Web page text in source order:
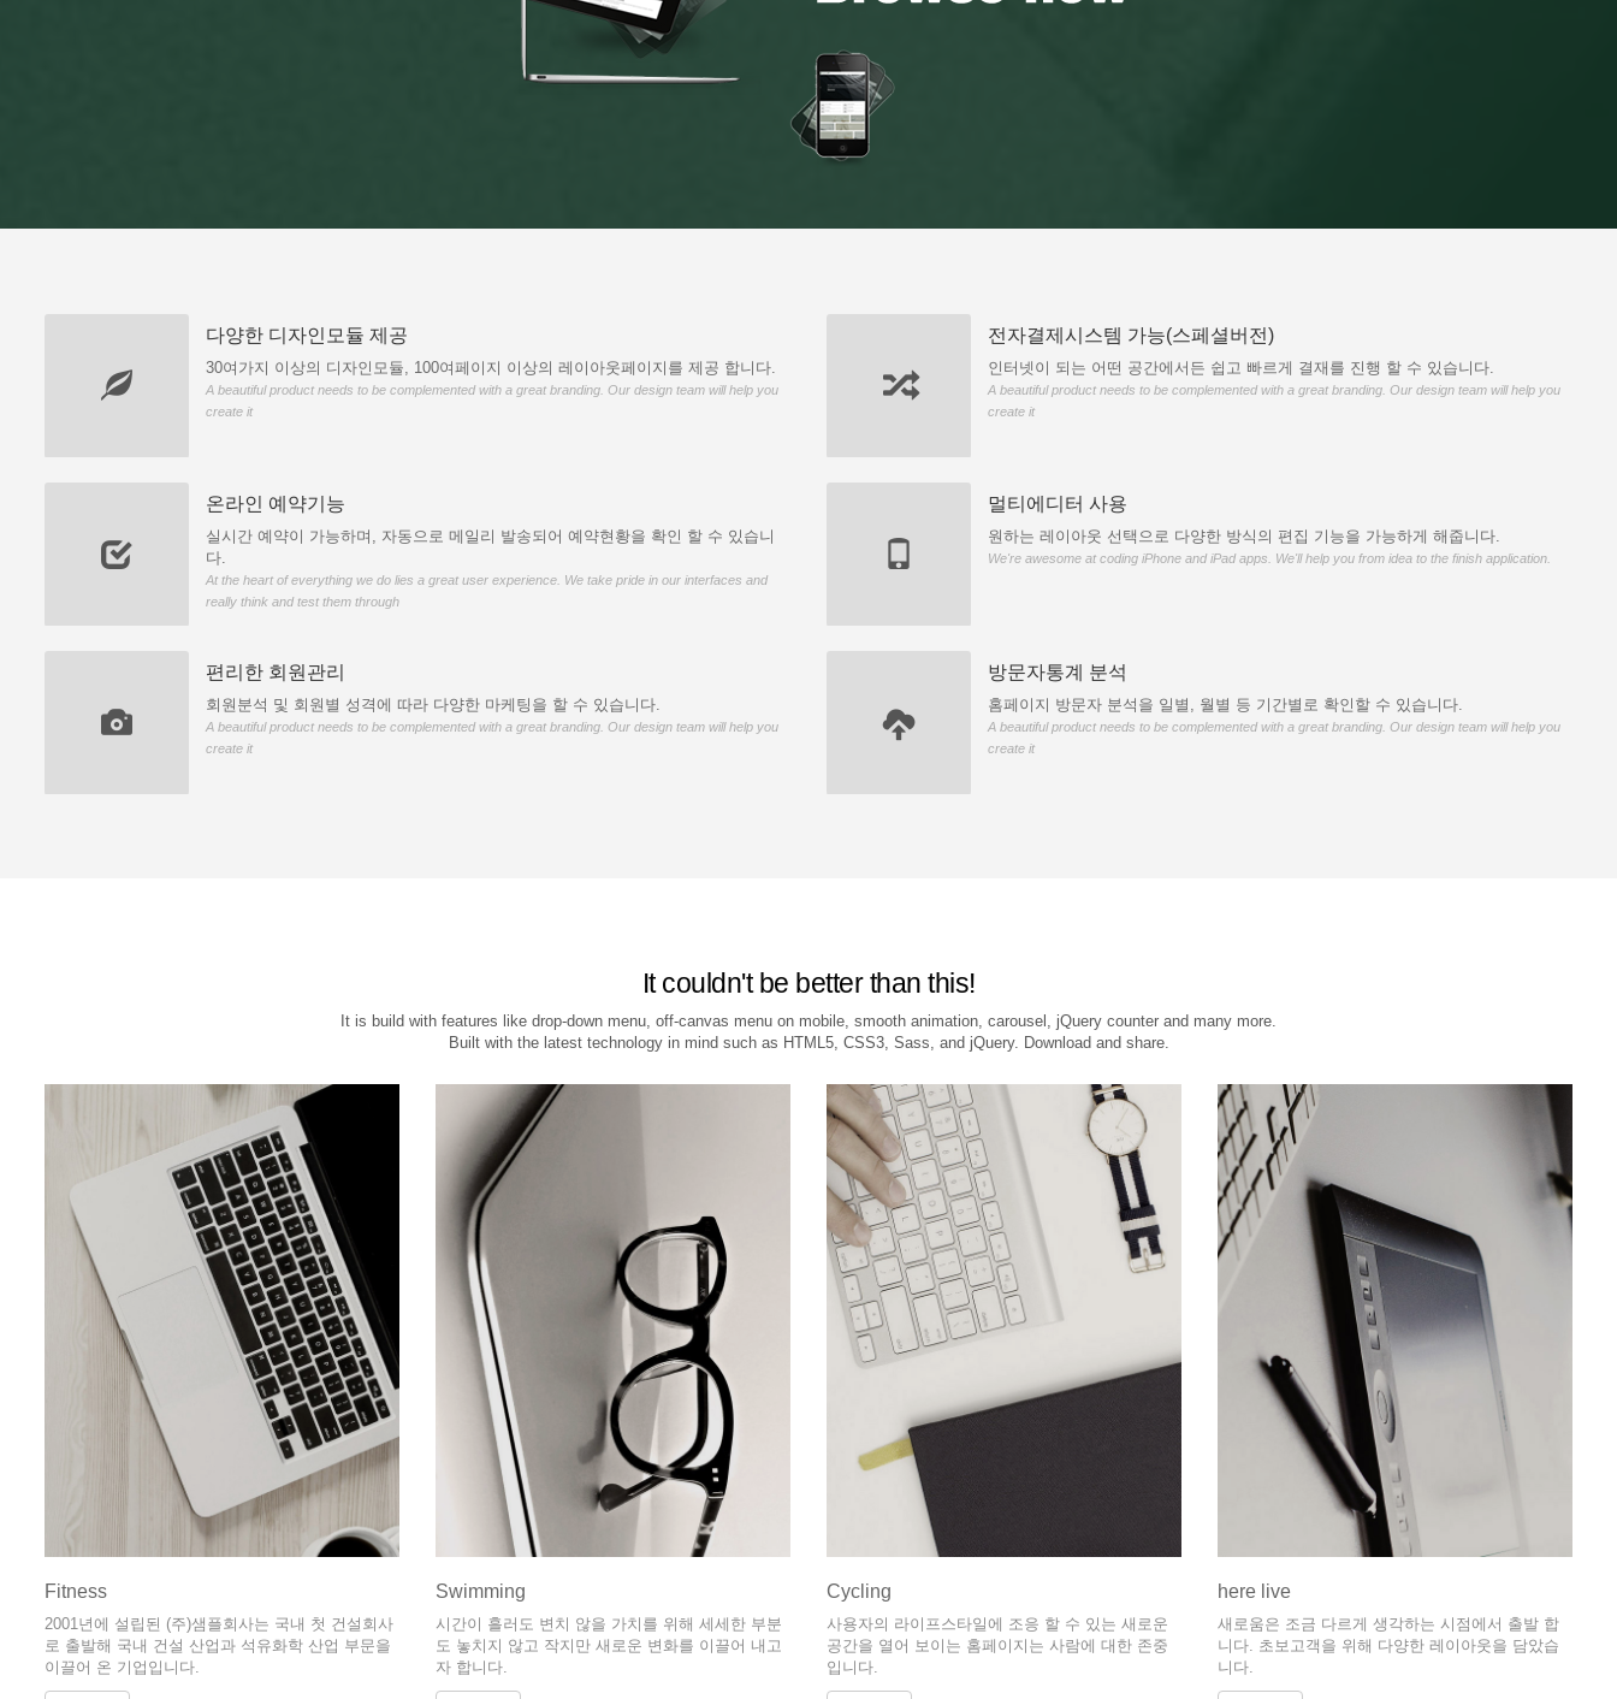
다양한 디자인모듈 제공
30여가지 이상의 디자인모듈, 100여페이지 이상의 레이아웃페이지를 제공 합니다.
A beautiful product needs to be complemented with a great branding. Our design team will help you
create it
온라인 예약기능
실시간 예약이 가능하며, 자동으로 메일리 발송되어 예약현황을 확인 할 수 있습니
다.
At the heart of everything we do lies a great user experience. We take pride in our interfaces and
really think and test them through
편리한 회원관리
회원분석 및 회원별 성격에 따라 다양한 마케팅을 할 수 있습니다.
A beautiful product needs to be complemented with a great branding. Our design team will help you
create it
전자결제시스템 가능(스페셜버전)
인터넷이 되는 어떤 공간에서든 쉽고 빠르게 결재를 진행 할 수 있습니다.
A beautiful product needs to be complemented with a great branding. Our design team will help you
create it
멀티에디터 사용
원하는 레이아웃 선택으로 다양한 방식의 편집 기능을 가능하게 해줍니다.
We're awesome at coding iPhone and iPad apps. We'll help you from idea to the finish application.
방문자통계 분석
홈페이지 방문자 분석을 일별, 월별 등 기간별로 확인할 수 있습니다.
A beautiful product needs to be complemented with a great branding. Our design team will help you
create it
It couldn't be better than this!
It is build with features like drop-down menu, off-canvas menu on mobile, smooth animation, carousel, jQuery counter and many more.
Built with the latest technology in mind such as HTML5, CSS3, Sass, and jQuery. Download and share.
Fitness
2001년에 설립된 (주)샘플회사는 국내 첫 건설회사
로 출발해 국내 건설 산업과 석유화학 산업 부문을
이끌어 온 기업입니다.
Swimming
시간이 흘러도 변치 않을 가치를 위해 세세한 부분
도 놓치지 않고 작지만 새로운 변화를 이끌어 내고
자 합니다.
Cycling
사용자의 라이프스타일에 조응 할 수 있는 새로운
공간을 열어 보이는 홈페이지는 사람에 대한 존중
입니다.
here live
새로움은 조금 다르게 생각하는 시점에서 출발 합
니다. 초보고객을 위해 다양한 레이아웃을 담았습
니다.